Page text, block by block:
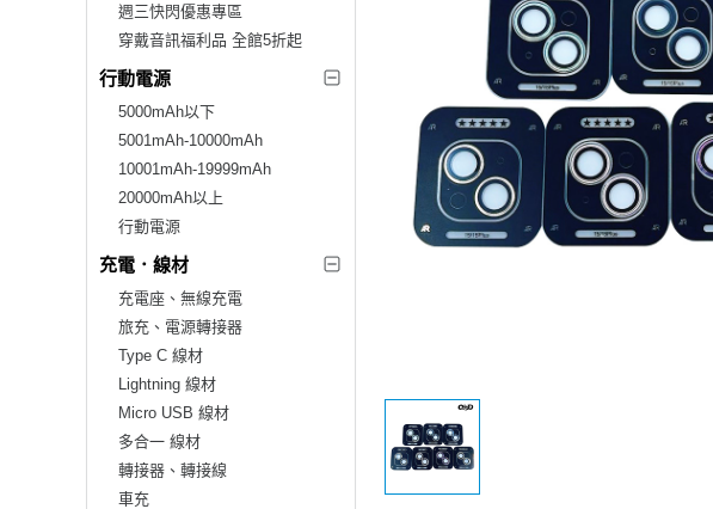
週三快閃優惠專區
穿戴音訊福利品 全館5折起
行動電源
5000mAh以下
5001mAh-10000mAh
10001mAh-19999mAh
20000mAh以上
行動電源
充電．線材
充電座、無線充電
旅充、電源轉接器
Type C 線材
Lightning 線材
Micro USB 線材
多合一 線材
轉接器、轉接線
車充